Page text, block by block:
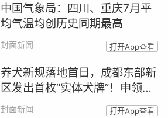
中国气象局：四川、重庆7月平
均气温均创历史同期最高
封面新闻 打开App查看
养犬新规落地首日，成都东部新
区发出首枚“实体犬牌”！申领
人：出于安全和规范考虑主动登
封面新闻 打开App查看